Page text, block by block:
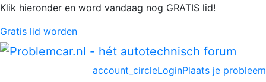
Klik hieronder en word vandaag nog GRATIS lid!
Gratis lid worden
Plaats je probleem
account_circleLogin